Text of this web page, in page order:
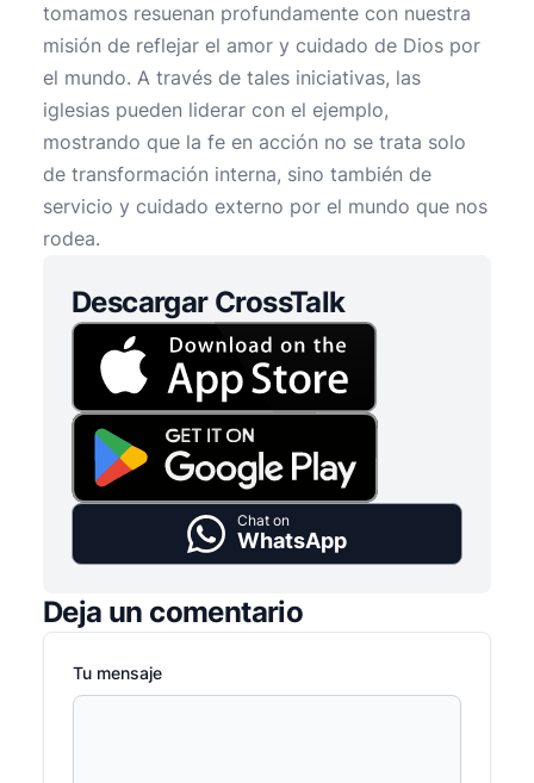
tomamos resuenan profundamente con nuestra
misión de reflejar el amor y cuidado de Dios por
el mundo. A través de tales iniciativas, las
iglesias pueden liderar con el ejemplo,
mostrando que la fe en acción no se trata solo
de transformación interna, sino también de
servicio y cuidado externo por el mundo que nos
rodea.
Descargar CrossTalk
Chat on
WhatsApp
Deja un comentario
Tu mensaje